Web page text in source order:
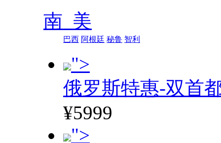
南 美
巴西 阿根廷 秘鲁 智利
">
俄罗斯特惠-双首
¥5999
">